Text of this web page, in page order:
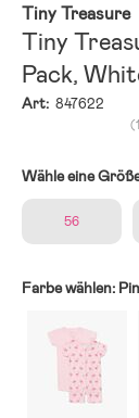
Tiny Treasure
Tiny
Pack,
Art: 847622
Wähle eine
56
Farbe wählen: